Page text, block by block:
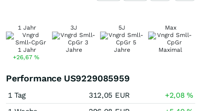
1 Jahr
+26,67 %
3J 5J Max
Performance US9229085959
1 Tag 312,05 EUR +2,08%